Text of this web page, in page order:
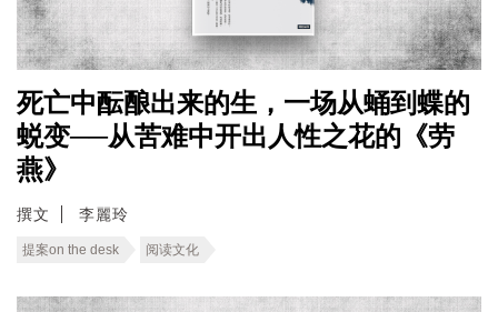
死亡中酝酿出来的生，一场从蛹到蝶的
蜕变──从苦难中开出人性之花的《劳
燕》
撰文 李麗玲
提案on the desk 阅读文化